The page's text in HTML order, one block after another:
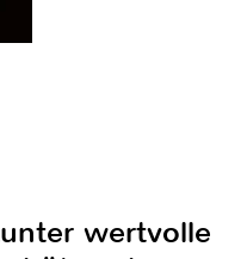
wertvolle